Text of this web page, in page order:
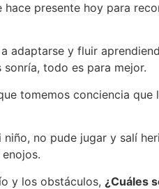
presente hoy para
adaptarse y fluir
todo es para mejor.
tomemos conciencia
no pude jugar y salí
y los obstáculos, ¿Cuáles